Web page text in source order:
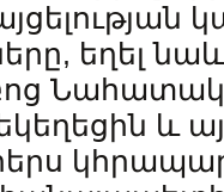
եղել նաև
և